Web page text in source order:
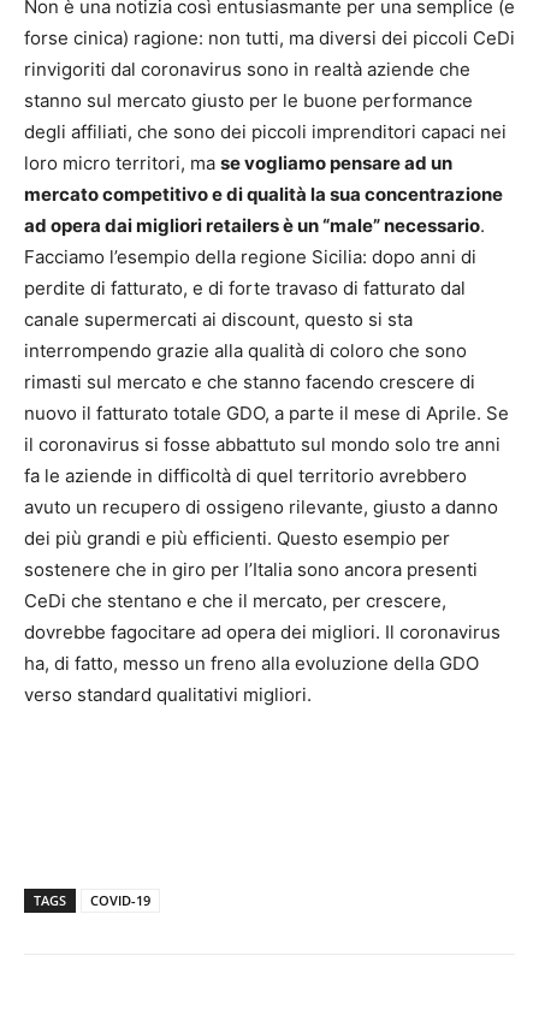
Non è una notizia così entusiasmante per una semplice (e
forse cinica) ragione: non tutti, ma diversi dei piccoli CeDi
rinvigoriti dal coronavirus sono in realtà aziende che
stanno sul mercato giusto per le buone performance
degli affiliati, che sono dei piccoli imprenditori capaci nei
loro micro territori, ma se vogliamo pensare ad un
mercato competitivo e di qualità la sua concentrazione
ad opera dai migliori retailers è un “male” necessario.
Facciamo l’esempio della regione Sicilia: dopo anni di
perdite di fatturato, e di forte travaso di fatturato dal
canale supermercati ai discount, questo si sta
interrompendo grazie alla qualità di coloro che sono
rimasti sul mercato e che stanno facendo crescere di
nuovo il fatturato totale GDO, a parte il mese di Aprile. Se
il coronavirus si fosse abbattuto sul mondo solo tre anni
fa le aziende in difficoltà di quel territorio avrebbero
avuto un recupero di ossigeno rilevante, giusto a danno
dei più grandi e più efficienti. Questo esempio per
sostenere che in giro per l’Italia sono ancora presenti
CeDi che stentano e che il mercato, per crescere,
dovrebbe fagocitare ad opera dei migliori. Il coronavirus
ha, di fatto, messo un freno alla evoluzione della GDO
verso standard qualitativi migliori.
TAGS COVID-19